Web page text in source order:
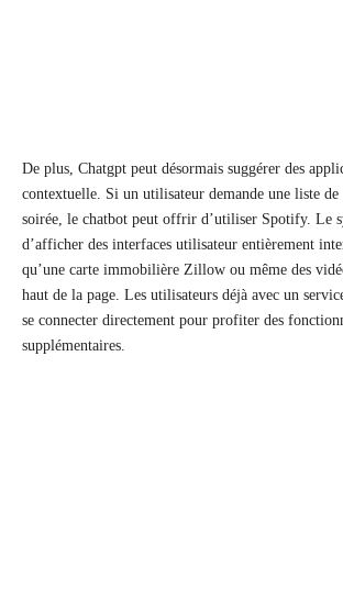
De plus, Chatgpt peut désormais suggérer des
contextuelle. Si un utilisateur demande une liste
soirée, le chatbot peut offrir d’utiliser Spotify. Le
d’afficher des interfaces utilisateur entièrement
qu’une carte immobilière Zillow ou même des
haut de la page. Les utilisateurs déjà avec un
se connecter directement pour profiter des
supplémentaires.